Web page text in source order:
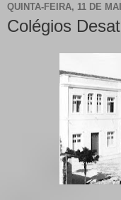
QUINTA-FEIRA, 11 DE
Colégios